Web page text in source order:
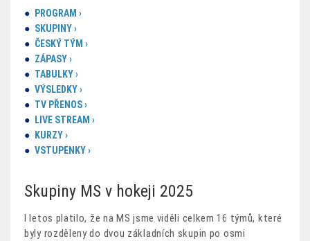
PROGRAM ›
SKUPINY ›
ČESKÝ TÝM ›
ZÁPASY ›
TABULKY ›
VÝSLEDKY ›
TV PŘENOS ›
LIVE STREAM ›
KURZY ›
VSTUPENKY ›
Skupiny MS v hokeji 2025
I letos platilo, že na MS jsme viděli celkem 16 týmů, které
byly rozděleny do dvou základních skupin po osmi